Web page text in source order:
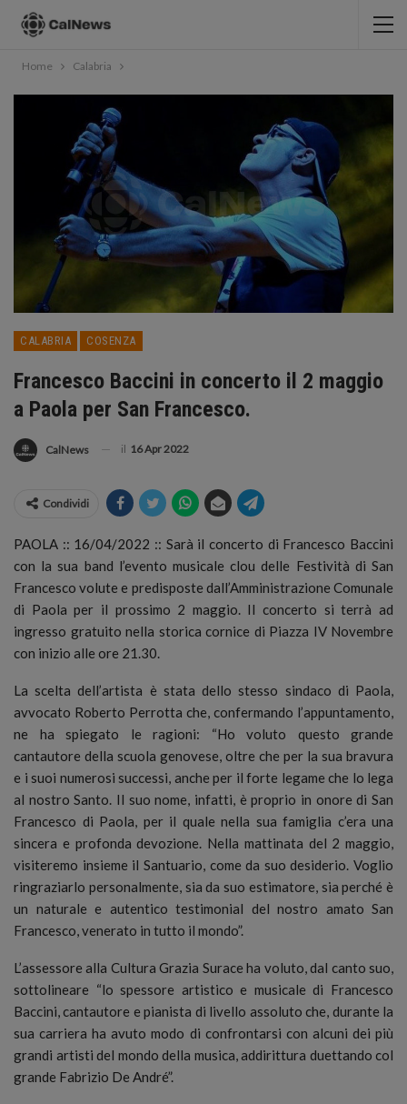
Home Calabria
CALABRIA COSENZA
Francesco Baccini in concerto il 2 maggio
a Paola per San Francesco.
CalNews il 16 Apr 2022
Condividi
PAOLA :: 16/04/2022 :: Sarà il concerto di Francesco Baccini
con la sua band l’evento musicale clou delle Festività di San
Francesco volute e predisposte dall’Amministrazione Comunale
di Paola per il prossimo 2 maggio.Il concerto si terrà ad
ingresso gratuito nella storica cornice di Piazza IV Novembre
con inizio alle ore 21.30.
La scelta dell’artista è stata dello stesso sindaco di Paola,
avvocato Roberto Perrotta che, confermando l’appuntamento,
ne ha spiegato le ragioni: “Ho voluto questo grande
cantautore della scuola genovese, oltre che per la sua bravura
e i suoi numerosi successi, anche per il forte legame che lo lega
al nostro Santo. Il suo nome, infatti, è proprio in onore di San
Francesco di Paola, per il quale nella sua famiglia c’era una
sincera e profonda devozione. Nella mattinata del 2 maggio,
visiteremo insieme il Santuario, come da suo desiderio. Voglio
ringraziarlo personalmente, sia da suo estimatore, sia perché è
un naturale e autentico testimonial del nostro amato San
Francesco, venerato in tutto il mondo”.
L’assessore alla Cultura Grazia Surace ha voluto, dal canto suo,
sottolineare “lo spessore artistico e musicale di Francesco
Baccini, cantautore e pianista di livello assoluto che, durante la
sua carriera ha avuto modo di confrontarsi con alcuni dei più
grandi artisti del mondo della musica, addirittura duettando col
grande Fabrizio De André”.